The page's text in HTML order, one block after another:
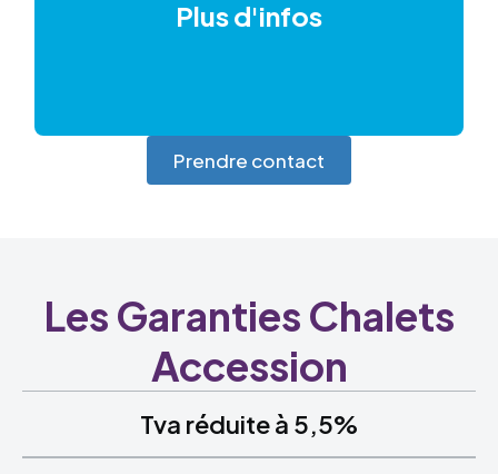
Plus d'infos
Prendre contact
Les Garanties Chalets
Accession
Tva réduite à 5,5%